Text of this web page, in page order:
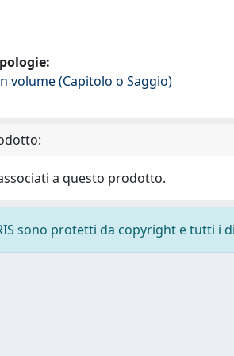
volume (Capitolo o Saggio)
a questo prodotto.
sono protetti da copyright e tutti i